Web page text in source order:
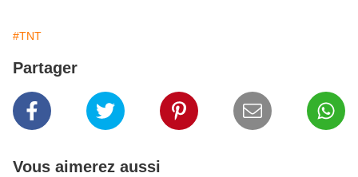
#TNT
Partager
Vous aimerez aussi